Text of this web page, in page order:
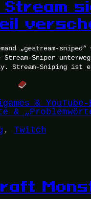
„gestream-
Sniper
Stream-Sniping ist
&
&
, Twitch